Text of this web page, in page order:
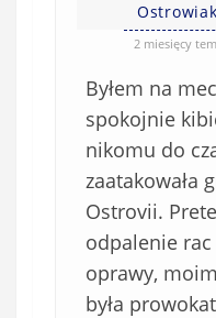
Ostrowiak
2 miesięcy
Byłem na
spokojnie
nikomu do
zaatakowała
Ostrovii.
odpalenie
oprawy,
była